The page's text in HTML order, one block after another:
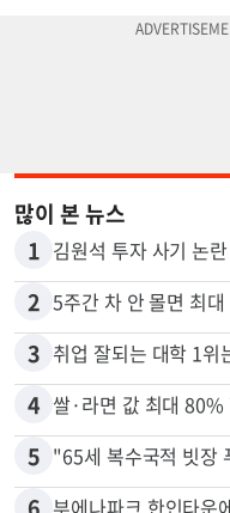
많이 본 뉴스
1 김원석 투자 사기 논
2 5주간 차 안 몰면 최
3 취업 잘되는 대학 1
4 쌀·라면 값 최대
5
부에나파크 한인타운